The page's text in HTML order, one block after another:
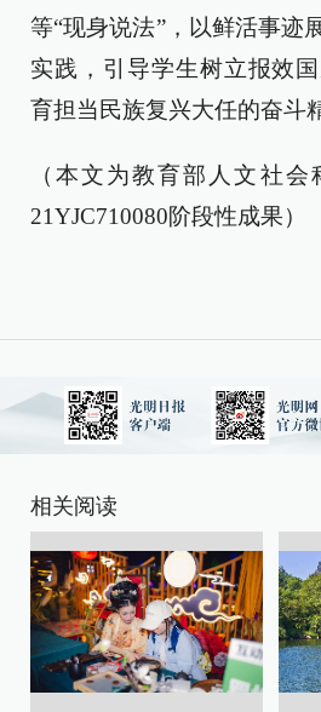
等“现身说法”，以鲜活事迹
实践，引导学生树立报效
育担当民族复兴大任的奋斗
（本文为教育部人文社会
21YJC710080阶段性成果）
相关阅读